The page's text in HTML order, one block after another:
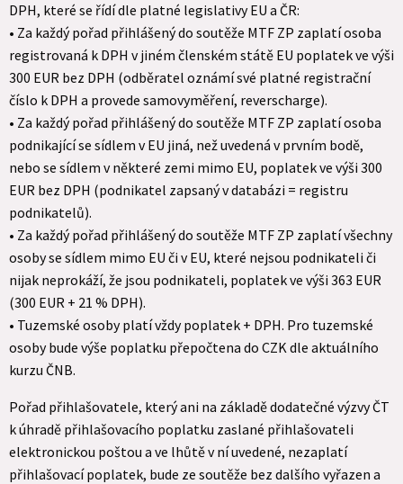
DPH, které se řídí dle platné legislativy EU a ČR:
• Za každý pořad přihlášený do soutěže MTF ZP zaplatí osoba
registrovaná k DPH v jiném členském státě EU poplatek ve výši
300 EUR bez DPH (odběratel oznámí své platné registrační
číslo k DPH a provede samovyměření, reverscharge).
• Za každý pořad přihlášený do soutěže MTF ZP zaplatí osoba
podnikající se sídlem v EU jiná, než uvedená v prvním bodě,
nebo se sídlem v některé zemi mimo EU, poplatek ve výši 300
EUR bez DPH (podnikatel zapsaný v databázi = registru
podnikatelů).
• Za každý pořad přihlášený do soutěže MTF ZP zaplatí všechny
osoby se sídlem mimo EU či v EU, které nejsou podnikateli či
nijak neprokáží, že jsou podnikateli, poplatek ve výši 363 EUR
(300 EUR + 21 % DPH).
• Tuzemské osoby platí vždy poplatek + DPH. Pro tuzemské
osoby bude výše poplatku přepočtena do CZK dle aktuálního
kurzu ČNB.
Pořad přihlašovatele, který ani na základě dodatečné výzvy ČT
k úhradě přihlašovacího poplatku zaslané přihlašovateli
elektronickou poštou a ve lhůtě v ní uvedené, nezaplatí
přihlašovací poplatek, bude ze soutěže bez dalšího vyřazen a